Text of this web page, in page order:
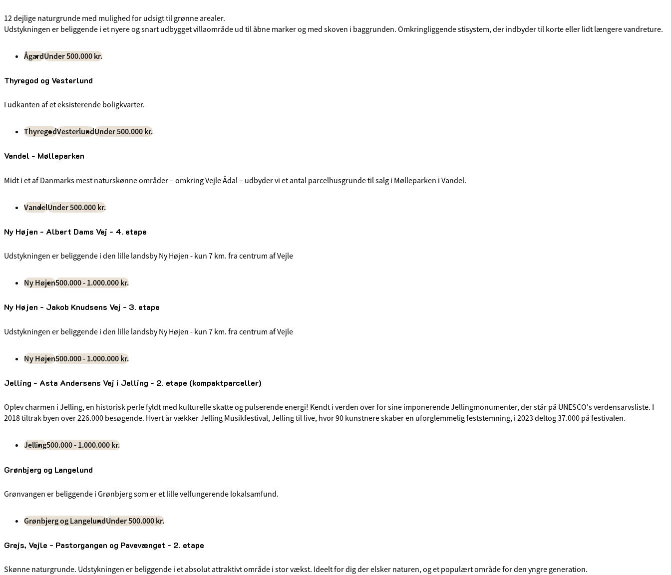
12 dejlige naturgrunde med mulighed for udsigt til grønne arealer.
Udstykningen er beliggende i et nyere og snart udbygget villaområde ud til åbne marker og med skoven i baggrunden. Omkringliggende stisystem, der indbyder til korte eller lidt længere vandreture.
ÅgardUnder 500.000 kr.
Thyregod og Vesterlund
I udkanten af et eksisterende boligkvarter.
ThyregodVesterlundUnder 500.000 kr.
Vandel - Mølleparken
Midt i et af Danmarks mest naturskønne områder – omkring Vejle Ådal – udbyder vi et antal parcelhusgrunde til salg i Mølleparken i Vandel.
VandelUnder 500.000 kr.
Ny Højen - Albert Dams Vej - 4. etape
Udstykningen er beliggende i den lille landsby Ny Højen - kun 7 km. fra centrum af Vejle
Ny Højen500.000 - 1.000.000 kr.
Ny Højen - Jakob Knudsens Vej - 3. etape
Udstykningen er beliggende i den lille landsby Ny Højen - kun 7 km. fra centrum af Vejle
Ny Højen500.000 - 1.000.000 kr.
Jelling - Asta Andersens Vej i Jelling - 2. etape (kompaktparceller)
Oplev charmen i Jelling, en historisk perle fyldt med kulturelle skatte og pulserende energi! Kendt i verden over for sine imponerende Jellingmonumenter, der står på UNESCO's verdensarvsliste. I
2018 tiltrak byen over 226.000 besøgende. Hvert år vækker Jelling Musikfestival, Jelling til live, hvor 90 kunstnere skaber en uforglemmelig feststemning, i 2023 deltog 37.000 på festivalen.
Jelling500.000 - 1.000.000 kr.
Grønbjerg og Langelund
Grønvangen er beliggende i Grønbjerg som er et lille velfungerende lokalsamfund.
Grønbjerg og LangelundUnder 500.000 kr.
Grejs, Vejle - Pastorgangen og Pavevænget - 2. etape
Skønne naturgrunde. Udstykningen er beliggende i et absolut attraktivt område i stor vækst. Ideelt for dig der elsker naturen, og et populært område for den yngre generation.